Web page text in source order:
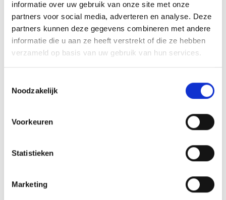
informatie over uw gebruik van onze site met onze
partners voor social media, adverteren en analyse. Deze
partners kunnen deze gegevens combineren met andere
informatie die u aan ze heeft verstrekt of die ze hebben
verzameld op basis van uw gebruik van hun services.
Noodzakelijk
Voorkeuren
Statistieken
Marketing
SKI SCHOOL WATLES
best ski schools in the region and possesses the
Meer weten